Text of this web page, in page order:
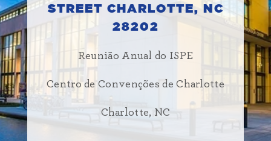
STREET CHARLOTTE, NC
28202
Reunião Anual do ISPE
Centro de Convenções de Charlotte
Charlotte, NC